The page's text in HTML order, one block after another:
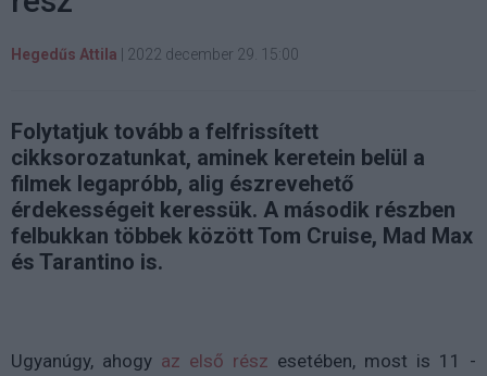
Hegedűs Attila 2022 december 29. 15:00
Folytatjuk tovább a felfrissített
cikksorozatunkat, aminek keretein belül a
filmek legapróbb, alig észrevehető
érdekességeit keressük. A második részben
felbukkan többek között Tom Cruise, Mad Max
és Tarantino is.
Ugyanúgy, ahogy az első rész esetében, most is 11 -